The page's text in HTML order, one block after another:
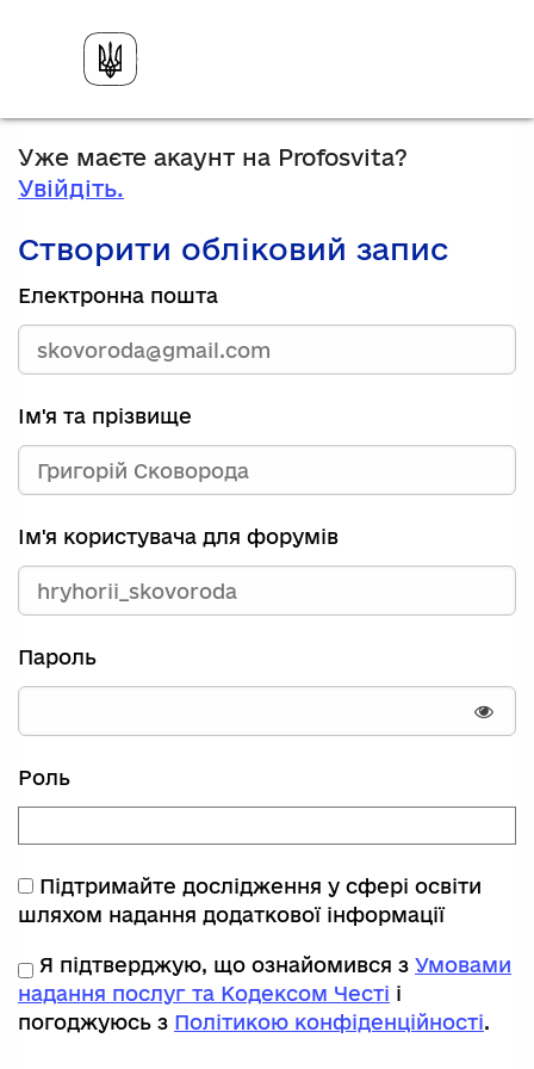
Уже маєте акаунт на Profosvita?
Увійдіть.
Створити обліковий запис
Електронна пошта
Ім'я та прізвище
Ім'я користувача для форумів
Пароль
Роль
Підтримайте дослідження у сфері освіти
шляхом надання додаткової інформації
Я підтверджую, що ознайомився з Умовами
надання послуг та Кодексом Честі і
погоджуюсь з Політикою конфіденційності.